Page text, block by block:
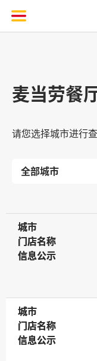
麦当劳餐
请您选择城市进行
城市
城市
门店名称
门店名称
信息公示
信息公示
城市
城市
门店名称
门店名称
信息公示
信息公示